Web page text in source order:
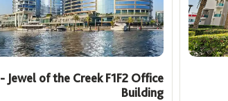
Jewel of the Creek F1F2 Office
Building